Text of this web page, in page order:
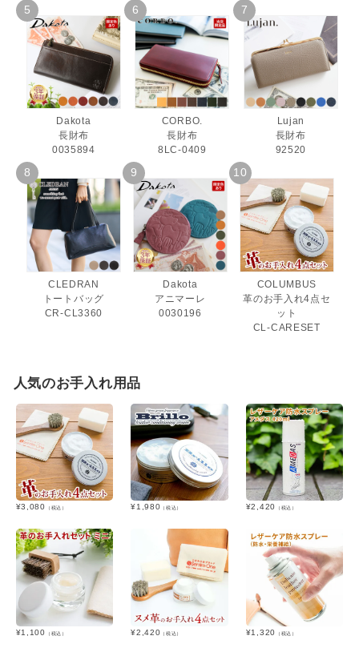
Dakota
長財布
0035894
CORBO.
長財布
8LC-0409
Lujan
長財布
92520
CLEDRAN
トートバッグ
CR-CL3360
Dakota
アニマーレ
0030196
COLUMBUS
革のお手入れ4点セ
ット
CL-CARESET
人気のお手入れ用品
¥3,080 （税込） ¥1,980 （税込） ¥2,420 （税込）
¥1,100 （税込） ¥2,420 （税込） ¥1,320 （税込）